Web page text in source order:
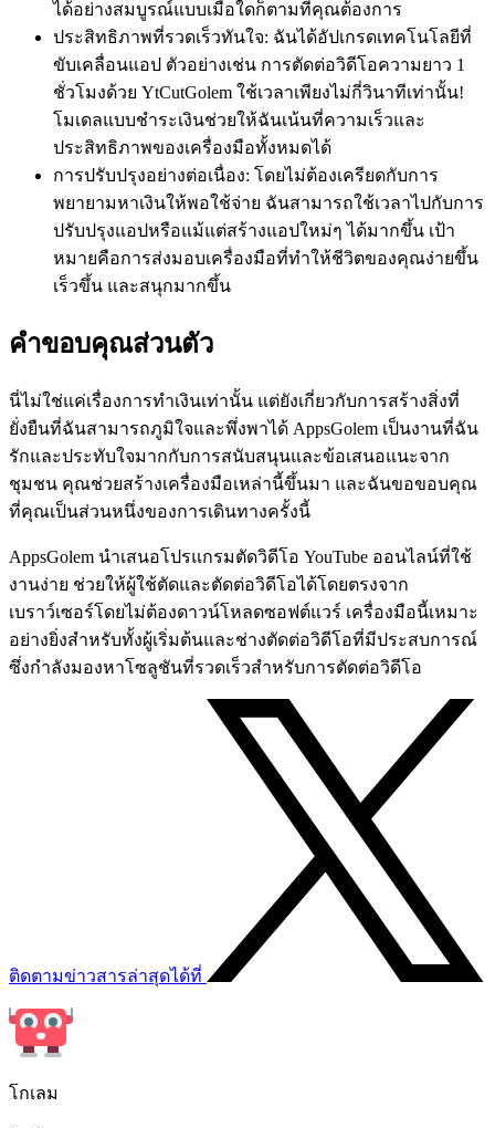
ได้อย่างสมบูรณ์แบบเมื่อใดก็ตามที่คุณต้องการ
ประสิทธิภาพที่รวดเร็วทันใจ: ฉันได้อัปเกรดเทคโนโลยีที่
ขับเคลื่อนแอป ตัวอย่างเช่น การตัดต่อวิดีโอความยาว 1
ชั่วโมงด้วย YtCutGolem ใช้เวลาเพียงไม่กี่วินาทีเท่านั้น!
โมเดลแบบชำระเงินช่วยให้ฉันเน้นที่ความเร็วและ
ประสิทธิภาพของเครื่องมือทั้งหมดได้
การปรับปรุงอย่างต่อเนื่อง: โดยไม่ต้องเครียดกับการ
พยายามหาเงินให้พอใช้จ่าย ฉันสามารถใช้เวลาไปกับการ
ปรับปรุงแอปหรือแม้แต่สร้างแอปใหม่ๆ ได้มากขึ้น เป้า
หมายคือการส่งมอบเครื่องมือที่ทำให้ชีวิตของคุณง่ายขึ้น
เร็วขึ้น และสนุกมากขึ้น
คำขอบคุณส่วนตัว
นี่ไม่ใช่แค่เรื่องการทำเงินเท่านั้น แต่ยังเกี่ยวกับการสร้างสิ่งที่
ยั่งยืนที่ฉันสามารถภูมิใจและพึ่งพาได้ AppsGolem เป็นงานที่ฉัน
รักและประทับใจมากกับการสนับสนุนและข้อเสนอแนะจาก
ชุมชน คุณช่วยสร้างเครื่องมือเหล่านี้ขึ้นมา และฉันขอขอบคุณ
ที่คุณเป็นส่วนหนึ่งของการเดินทางครั้งนี้
AppsGolem นำเสนอโปรแกรมตัดวิดีโอ YouTube ออนไลน์ที่ใช้
งานง่าย ช่วยให้ผู้ใช้ตัดและตัดต่อวิดีโอได้โดยตรงจาก
เบราว์เซอร์โดยไม่ต้องดาวน์โหลดซอฟต์แวร์ เครื่องมือนี้เหมาะ
อย่างยิ่งสำหรับทั้งผู้เริ่มต้นและช่างตัดต่อวิดีโอที่มีประสบการณ์
ซึ่งกำลังมองหาโซลูชันที่รวดเร็วสำหรับการตัดต่อวิดีโอ
ติดตามข่าวสารล่าสุดได้ที่
โกเลม